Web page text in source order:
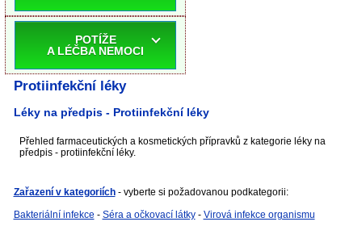
POTÍŽE
A LÉČBA NEMOCI
Protiinfekční léky
Léky na předpis - Protiinfekční léky
Přehled farmaceutických a kosmetických přípravků z kategorie léky na
předpis - protiinfekční léky.
Zařazení v kategoriích - vyberte si požadovanou podkategorii:
Bakteriální infekce - Séra a očkovací látky- Virová infekce organismu